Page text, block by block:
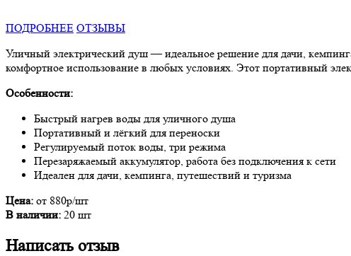
ПОДРОБНЕЕ ОТЗЫВЫ
Уличный электрический душ — идеальное решение для дачи,
комфортное использование в любых условиях. Этот портативный
Особенности:
Быстрый нагрев воды для уличного душа
Портативный и лёгкий для переноски
Регулируемый поток воды, три режима
Перезаряжаемый аккумулятор, работа без подключения к сети
Идеален для дачи, кемпинга, путешествий и туризма
Цена: от 880р/шт
В наличии: 20 шт
Написать отзыв